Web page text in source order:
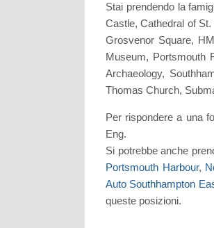
Stai prendendo la
Castle, Cathedral of
Grosvenor Square,
Museum, Portsmouth
Archaeology,
Thomas Church,
Per rispondere a una
Eng.
Si potrebbe anche
Portsmouth Harbour,
Auto Southhampton
queste posizioni.